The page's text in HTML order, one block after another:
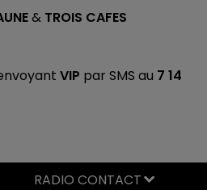
& TROIS CAFES
VIP par SMS au 7 14
RADIO CONTACT